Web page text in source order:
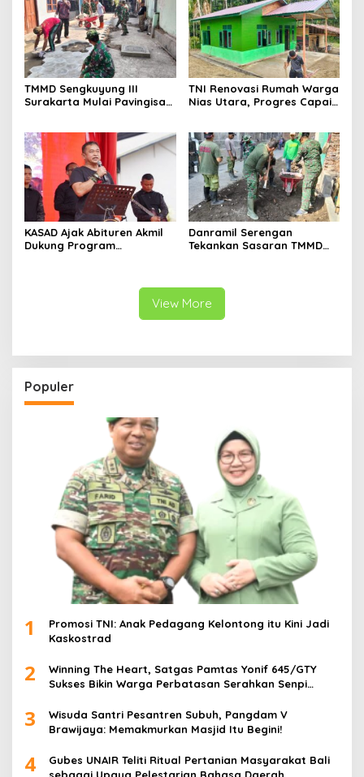
TMMD Sengkuyung III
Surakarta Mulai Pavingisasi
TNI Renovasi Rumah Warga
Nias Utara, Progres Capai
KASAD Ajak Abituren Akmil
Dukung Program
Danramil Serengan
Tekankan Sasaran TMMD
View More
Populer
1
Promosi TNI: Anak Pedagang Kelontong itu Kini Jadi
Kaskostrad
2
Winning The Heart, Satgas Pamtas Yonif 645/GTY
Sukses Bikin Warga Perbatasan Serahkan Senpi
3
Wisuda Santri Pesantren Subuh, Pangdam V
Brawijaya: Memakmurkan Masjid Itu Begini!
4
Gubes UNAIR Teliti Ritual Pertanian Masyarakat Bali